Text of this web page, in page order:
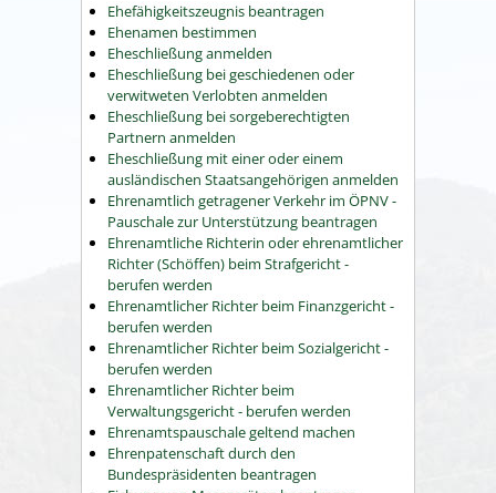
Ehefähigkeitszeugnis beantragen
Ehenamen bestimmen
Eheschließung anmelden
Eheschließung bei geschiedenen oder
verwitweten Verlobten anmelden
Eheschließung bei sorgeberechtigten
Partnern anmelden
Eheschließung mit einer oder einem
ausländischen Staatsangehörigen anmelden
Ehrenamtlich getragener Verkehr im ÖPNV -
Pauschale zur Unterstützung beantragen
Ehrenamtliche Richterin oder ehrenamtlicher
Richter (Schöffen) beim Strafgericht -
berufen werden
Ehrenamtlicher Richter beim Finanzgericht -
berufen werden
Ehrenamtlicher Richter beim Sozialgericht -
berufen werden
Ehrenamtlicher Richter beim
Verwaltungsgericht - berufen werden
Ehrenamtspauschale geltend machen
Ehrenpatenschaft durch den
Bundespräsidenten beantragen